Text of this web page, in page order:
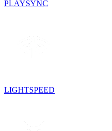
PLAYSYNC
LIGHTSPEED